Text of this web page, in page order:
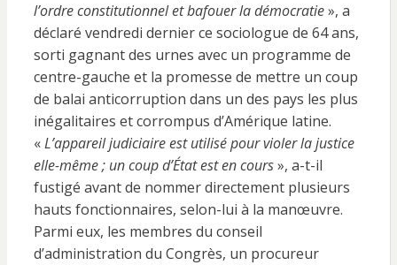
l’ordre constitutionnel et bafouer la démocratie», a
déclaré vendredi dernier ce sociologue de 64 ans,
sorti gagnant des urnes avec un programme de
centre-gauche et la promesse de mettre un coup
de balai anticorruption dans un des pays les plus
inégalitaires et corrompus d’Amérique latine.
«L’appareil judiciaire est utilisé pour violer la justice
elle-même ; un coup d’État est en cours», a-t-il
fustigé avant de nommer directement plusieurs
hauts fonctionnaires, selon-lui à la manœuvre.
Parmi eux, les membres du conseil
d’administration du Congrès, un procureur